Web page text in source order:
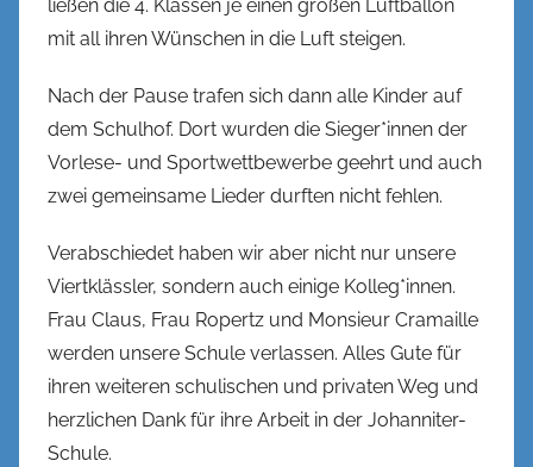
k
e
ließen die 4. Klassen je einen großen Luftballon
mit all ihren Wünschen in die Luft steigen.
Nach der Pause trafen sich dann alle Kinder auf
dem Schulhof. Dort wurden die Sieger*innen der
Vorlese- und Sportwettbewerbe geehrt und auch
zwei gemeinsame Lieder durften nicht fehlen.
Verabschiedet haben wir aber nicht nur unsere
Viertklässler, sondern auch einige Kolleg*innen.
Frau Claus, Frau Ropertz und Monsieur Cramaille
werden unsere Schule verlassen. Alles Gute für
ihren weiteren schulischen und privaten Weg und
herzlichen Dank für ihre Arbeit in der Johanniter-
Schule.